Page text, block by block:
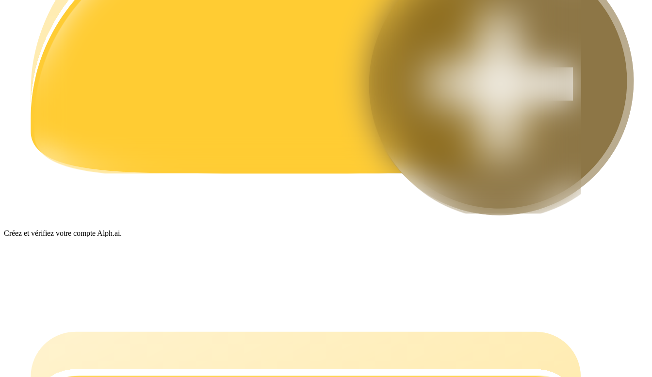
Créez et vérifiez votre compte Alph.ai.